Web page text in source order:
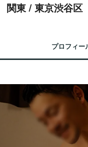
関東 / 東京渋谷
プロフィー